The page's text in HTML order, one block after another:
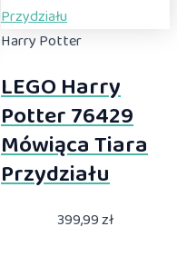
Harry Potter
LEGO Harry
Potter 76429
Mówiąca Tiara
Przydziału
399,99zł